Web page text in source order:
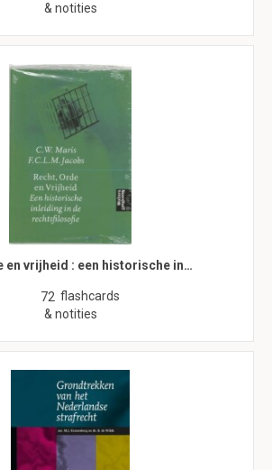
& notities
en vrijheid : een historische in…
72 flashcards
& notities